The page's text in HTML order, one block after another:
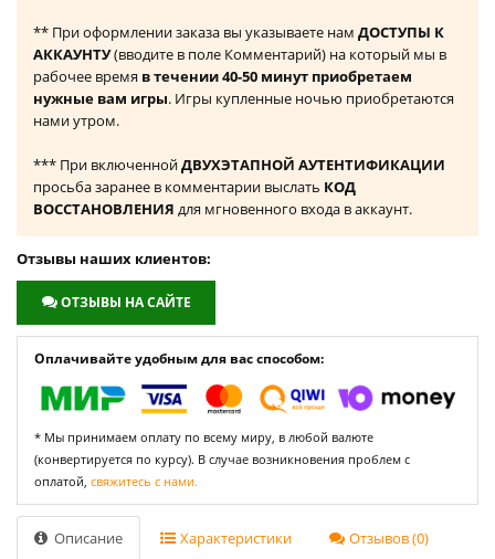
** При оформлении заказа вы указываете нам ДОСТУПЫ К
АККАУНТУ(вводите в поле Комментарий) на который мы в
рабочее время в течении 40-50 минут приобретаем
нужные вам игры. Игры купленные ночью приобретаются
нами утром.
*** При включеннойДВУХЭТАПНОЙ АУТЕНТИФИКАЦИИ
просьба заранее в комментарии выслать КОД
ВОССТАНОВЛЕНИЯ для мгновенного входа в аккаунт.
Отзывы наших клиентов:
ОТЗЫВЫ НА САЙТЕ
Оплачивайте удобным для вас способом:
* Мы принимаем оплату по всему миру, в любой валюте
(конвертируется по курсу). В случае возникновения проблем с
оплатой, свяжитесь с нами.
Описание Характеристики Отзывов (0)